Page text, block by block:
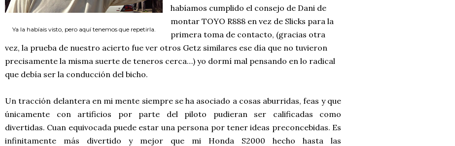
Ya la habíais visto, pero aquí tenemos que repetirla.
habíamos cumplido el consejo de Dani de
montar TOYO R888 en vez de Slicks para la
primera toma de contacto, (gracias otra
vez, la prueba de nuestro acierto fue ver otros Getz similares ese día que no tuvieron
precisamente la misma suerte de teneros cerca…) yo dormí mal pensando en lo radical
que debía ser la conducción del bicho.
Un tracción delantera en mi mente siempre se ha asociado a cosas aburridas, feas y que
únicamente con artificios por parte del piloto pudieran ser calificadas como
divertidas. Cuan equivocada puede estar una persona por tener ideas preconcebidas. Es
infinitamente más divertido y mejor que mi Honda S2000 hecho hasta las